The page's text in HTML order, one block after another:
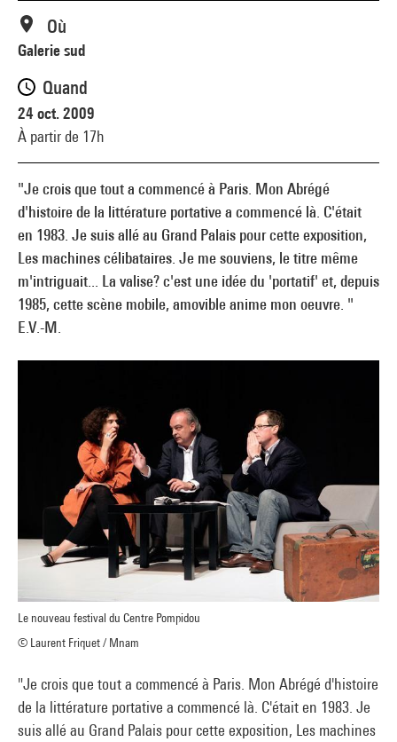
"Je crois que tout a commencé à Paris. Mon Abrégé
d'histoire de la littérature portative a commencé là. C'était
en 1983. Je suis allé au Grand Palais pour cette exposition,
Les machines célibataires. Je me souviens, le titre même
m'intriguait... La valise? c'est une idée du 'portatif' et, depuis
1985, cette scène mobile, amovible anime mon oeuvre. "
E.V.-M.
Le nouveau festival du Centre Pompidou
© Laurent Friquet / Mnam
"Je crois que tout a commencé à Paris. Mon Abrégé d'histoire
de la littérature portative a commencé là. C'était en 1983. Je
suis allé au Grand Palais pour cette exposition, Les machines
Où
Galerie sud
Quand
24 oct. 2009
À partir de 17h